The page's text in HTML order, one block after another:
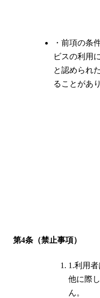
・前項の条
ビスの利用
と認められ
ることがあ
第4条（禁止事項）
1.利用
他に際
ん。